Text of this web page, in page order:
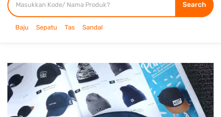
Search
Baju Sepatu Tas Sandal